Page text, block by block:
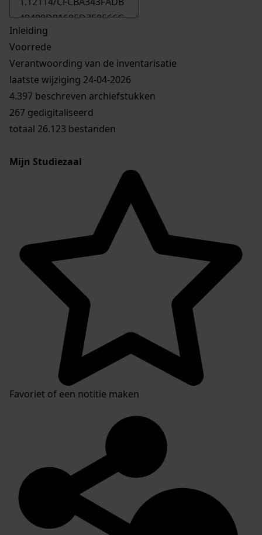
Inleiding
Voorrede
Verantwoording van de inventarisatie
laatste wijziging 24-04-2026
4.397 beschreven archiefstukken
267 gedigitaliseerd
totaal 26.123 bestanden
Mijn Studiezaal
Favoriet of een notitie maken